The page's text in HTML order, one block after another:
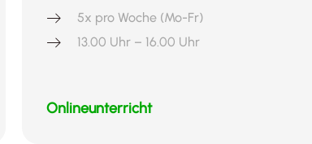
5x pro Woche (Mo-Fr)
13.00 Uhr – 16.00 Uhr
Onlineunterricht